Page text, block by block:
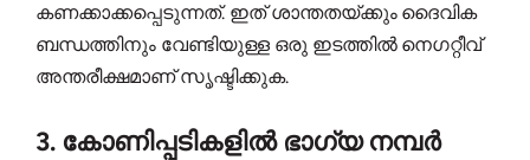
കണക്കാക്കപ്പെടുന്നത്. ഇത് ശാന്തതയ്ക്കും ദൈവിക
ബന്ധത്തിനും വേണ്ടിയുള്ള ഒരു ഇടത്തിൽ നെഗറ്റീവ്
അന്തരീക്ഷമാണ് സൃഷ്ടിക്കുക.
3. കോണിപ്പടികളിൽ ഭാഗ്യ നമ്പർ